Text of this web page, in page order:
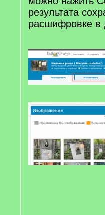
результата
расшифровке в